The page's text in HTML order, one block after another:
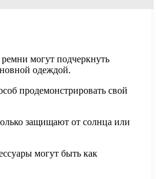
могут подчеркнуть
одеждой.
продемонстрировать свой
защищают от солнца или
могут быть как